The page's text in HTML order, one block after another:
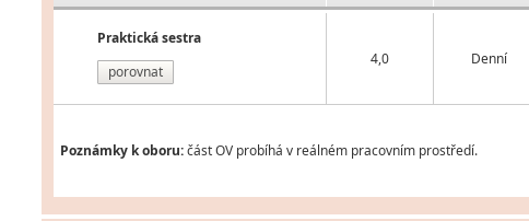
Praktická sestra
porovnat
4,0 Denní
Poznámky k oboru:část OV probíhá v reálném pracovním prostředí.